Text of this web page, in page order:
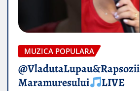
MUZICA POPULARA
@VladutaLupau&Rapsozii
Maramuresului
LIVE